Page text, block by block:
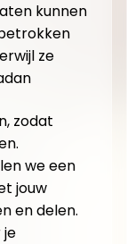
kunnen
ze
zodat
we een
jouw
en delen.
je